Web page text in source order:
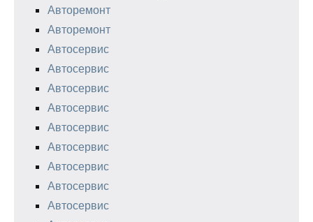
Авторемонт
Авторемонт
Автосервис
Автосервис
Автосервис
Автосервис
Автосервис
Автосервис
Автосервис
Автосервис
Автосервис